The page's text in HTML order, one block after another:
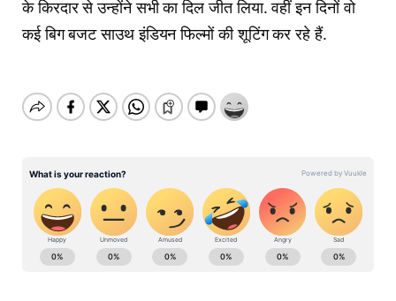
के किरदार से उन्होंने सभी का दिल जीत लिया. वहीं इन दिनों वो
कई बिग बजट साउथ इंडियन फिल्मों की शूटिंग कर रहे हैं.